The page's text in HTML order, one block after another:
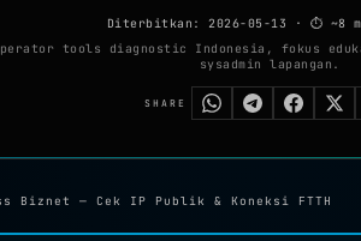
Diterbitkan: 2026-05-13 · ⏱ ~8
tools diagnostic Indonesia, fokus
sysadmin lapangan.
SHARE
Biznet — Cek IP Publik & Koneksi FTTH